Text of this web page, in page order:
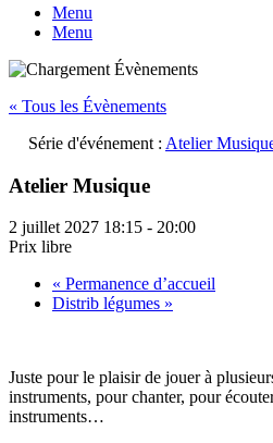
Menu
Menu
« Tous les Évènements
Série d'événement : Atelier
Atelier Musique
2 juillet 2027 18:15 - 20:00
Prix libre
« Permanence d’accueil
Distrib légumes »
Juste pour le plaisir de jouer à
instruments, pour chanter, pour
instruments…